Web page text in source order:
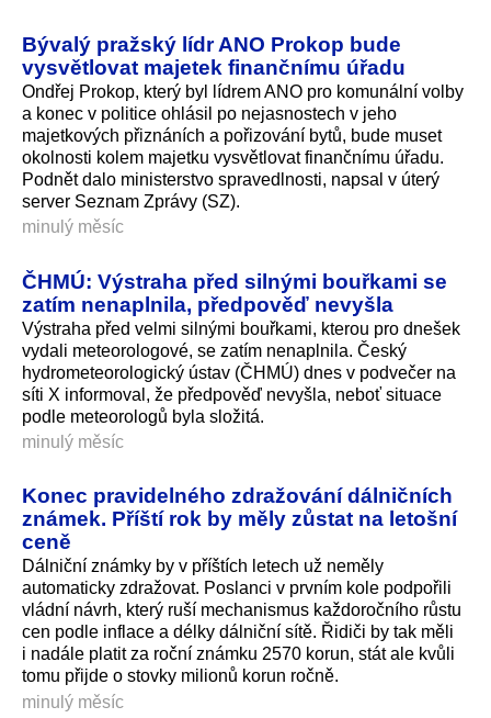
Bývalý pražský lídr ANO Prokop bude
vysvětlovat majetek finančnímu úřadu
Ondřej Prokop, který byl lídrem ANO pro komunální volby
a konec v politice ohlásil po nejasnostech v jeho
majetkových přiznáních a pořizování bytů, bude muset
okolnosti kolem majetku vysvětlovat finančnímu úřadu.
Podnět dalo ministerstvo spravedlnosti, napsal v úterý
server Seznam Zprávy (SZ).
minulý měsíc
ČHMÚ: Výstraha před silnými bouřkami se
zatím nenaplnila, předpověď nevyšla
Výstraha před velmi silnými bouřkami, kterou pro dnešek
vydali meteorologové, se zatím nenaplnila. Český
hydrometeorologický ústav (ČHMÚ) dnes v podvečer na
síti X informoval, že předpověď nevyšla, neboť situace
podle meteorologů byla složitá.
minulý měsíc
Konec pravidelného zdražování dálničních
známek. Příští rok by měly zůstat na letošní
ceně
Dálniční známky by v příštích letech už neměly
automaticky zdražovat. Poslanci v prvním kole podpořili
vládní návrh, který ruší mechanismus každoročního růstu
cen podle inflace a délky dálniční sítě. Řidiči by tak měli
i nadále platit za roční známku 2570 korun, stát ale kvůli
tomu přijde o stovky milionů korun ročně.
minulý měsíc